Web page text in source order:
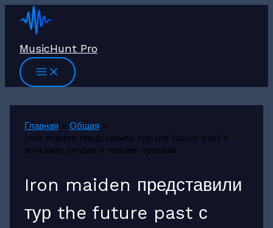
Перейти
MusicHunt Pro
Главная
Общая
Iron maiden представили тур the future past с
лучшими хитами и новыми треками
Iron maiden представили
тур the future past с